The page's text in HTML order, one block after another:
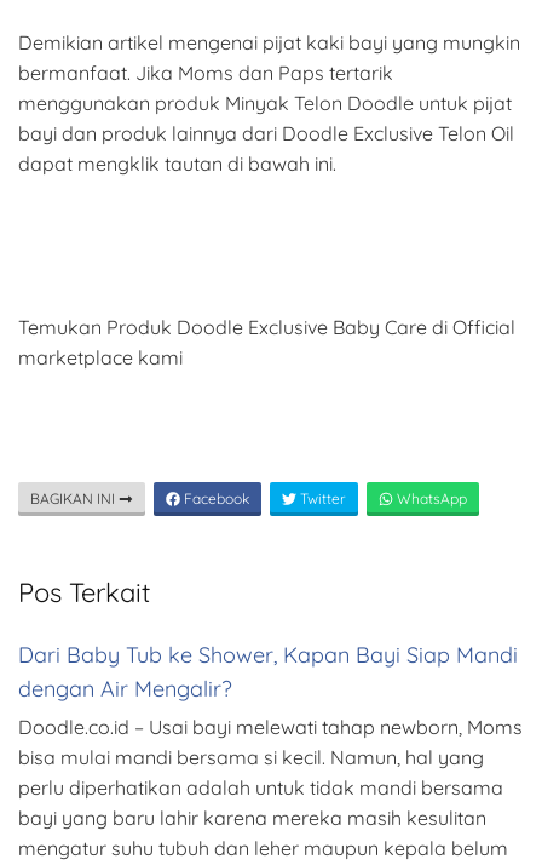
Demikian artikel mengenai pijat kaki bayi yang mungkin
bermanfaat. Jika Moms dan Paps tertarik
menggunakan produk Minyak Telon Doodle untuk pijat
bayi dan produk lainnya dari Doodle Exclusive Telon Oil
dapat mengklik tautan di bawah ini.
Temukan Produk Doodle Exclusive Baby Care di Official
marketplace kami
BAGIKAN INI Facebook Twitter WhatsApp
Pos Terkait
Dari Baby Tub ke Shower, Kapan Bayi Siap Mandi
dengan Air Mengalir?
Doodle.co.id – Usai bayi melewati tahap newborn, Moms
bisa mulai mandi bersama si kecil. Namun, hal yang
perlu diperhatikan adalah untuk tidak mandi bersama
bayi yang baru lahir karena mereka masih kesulitan
mengatur suhu tubuh dan leher maupun kepala belum